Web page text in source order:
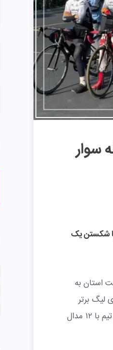
سوار
شکستن یک
حضور ۵۰ ورزشکار از هشت استان به
لیگ برتر
سال ۱۴۰۴ موفق به کسب مجموع ۴۴ مدال در بخش جاده و پیست شد. این تیم با ۱۲ مدال